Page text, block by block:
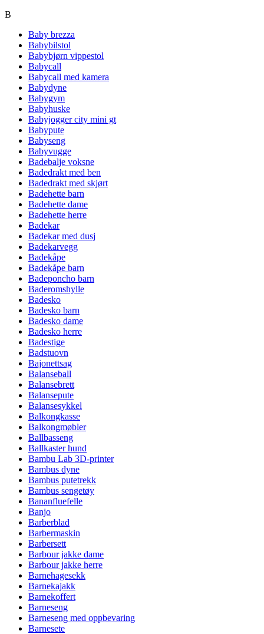
B
Baby brezza
Babybilstol
Babybjørn vippestol
Babycall
Babycall med kamera
Babydyne
Babygym
Babyhuske
Babyjogger city mini gt
Babypute
Babyseng
Babyvugge
Badebalje voksne
Badedrakt med ben
Badedrakt med skjørt
Badehette barn
Badehette dame
Badehette herre
Badekar
Badekar med dusj
Badekarvegg
Badekåpe
Badekåpe barn
Badeponcho barn
Baderomshylle
Badesko
Badesko barn
Badesko dame
Badesko herre
Badestige
Badstuovn
Bajonettsag
Balanseball
Balansebrett
Balansepute
Balansesykkel
Balkongkasse
Balkongmøbler
Ballbasseng
Ballkaster hund
Bambu Lab 3D-printer
Bambus dyne
Bambus putetrekk
Bambus sengetøy
Bananfluefelle
Banjo
Barberblad
Barbermaskin
Barbersett
Barbour jakke dame
Barbour jakke herre
Barnehagesekk
Barnekajakk
Barnekoffert
Barneseng
Barneseng med oppbevaring
Barnesete